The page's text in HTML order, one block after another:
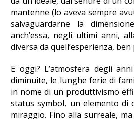
mantenne (lo aveva sempre
salvaguardarne la
anch’essa, negli ultimi anni,
diversa da quell’esperienza,
E oggi? L’atmosfera degli
diminuite, le lunghe ferie di
in nome di un produttivismo
status symbol, un elemento di
miraggio. Fino alla surreale,